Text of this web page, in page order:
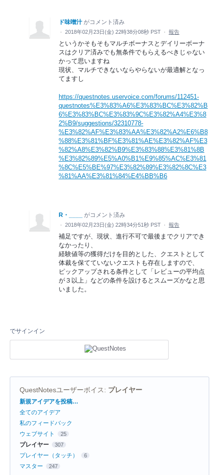
ド味噌汁 がコメント済み
· 2018年02月23日(金) 22時38分08秒 PST · 報告
というかそもそもマルチボーナスとデイリーボーナ
スはクリア済みでも無条件でもらえるべきじゃない
かって思いますね
現状、マルチできないならやらないが最適解となっ
てますし
https://questnotes.uservoice.com/forums/112451-
questnotes%E3%83%A6%E3%83%BC%E3%82%B
6%E3%83%BC%E3%83%9C%E3%82%A4%E3%8
2%B9/suggestions/32310778-
%E3%82%AF%E3%83%AA%E3%82%A2%E6%B8
%88%E3%81%BF%E3%81%AE%E3%82%AF%E3
%82%A8%E3%82%B9%E3%83%88%E3%81%8B
%E3%82%89%E5%A0%B1%E9%85%AC%E3%81
%8C%E5%BE%97%E3%82%89%E3%82%8C%E3
%81%AA%E3%81%84%E4%BB%B6
R・____ がコメント済み
· 2018年02月23日(金) 22時34分51秒 PST · 報告
補足ですが、現状、進行不可で最後までクリアでき
なかったり、
経験値等の獲得だけを目的とした、クエストとして
体裁を保てていないクエストも存在しますので、
ピックアップされる条件として「レビューの平均点
が３以上」などの条件を設けるとスムーズかなと思
いました。
でサインイン
QuestNotesユーザーボイス: プレイヤー
カ
ゴ
リ
新規アイデアを投稿…
全てのアイデア
私のフィードバック
ウェブサイト
25
プレイヤー 307
プレイヤー（タッチ） 6
マスター 247